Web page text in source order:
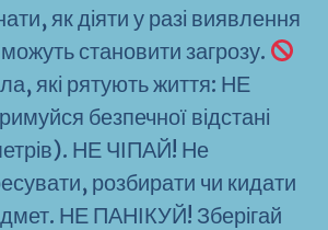
як діяти у разі виявлення
становити загрозу.
які рятують життя: НЕ
безпечної відстані
НЕ ЧІПАЙ! Не
розбирати чи кидати
НЕ ПАНІКУЙ! Зберігай